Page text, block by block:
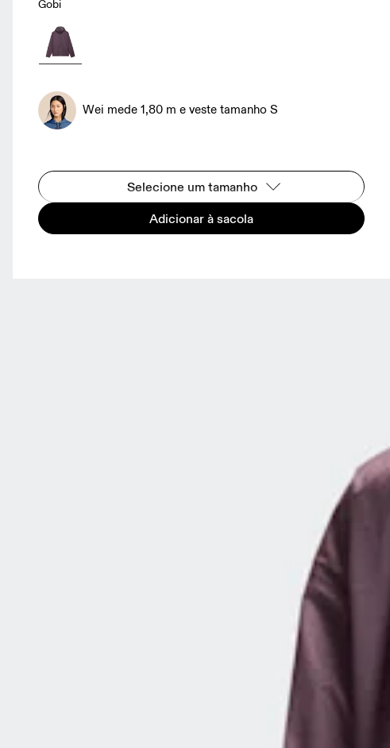
Gobi
Wei mede 1,80 m e veste tamanho S
Selecione um tamanho
Adicionar à sacola